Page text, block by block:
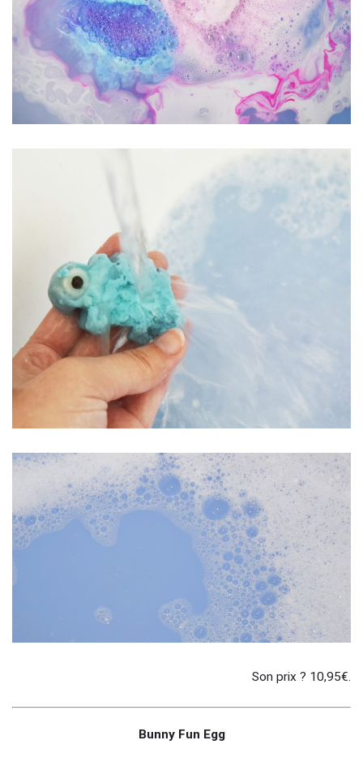
Son prix ? 10,95€.
Bunny Fun Egg